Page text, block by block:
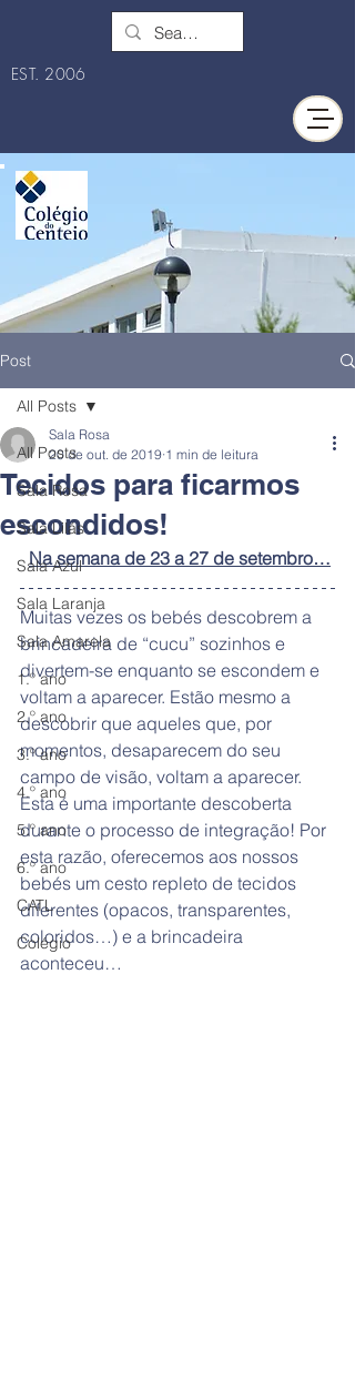
EST. 2006
Post
All Posts
Sala Rosa
Sala Lilás
Sala Azul
Sala Laranja
Sala Amarela
1.º ano
2.º ano
3.º ano
4.º ano
5.º ano
6.º ano
CATL
Colégio
All Posts
Tecidos para ficarmos
escondidos!
Sala Rosa
20 de out. de 2019 1 min de leitura
Na semana de 23 a 27 de setembro…
Muitas vezes os bebés descobrem a
brincadeira de “cucu” sozinhos e
divertem-se enquanto se escondem e
voltam a aparecer. Estão mesmo a
descobrir que aqueles que, por
momentos, desaparecem do seu
campo de visão, voltam a aparecer.
Esta é uma importante descoberta
durante o processo de integração! Por
esta razão, oferecemos aos nossos
bebés um cesto repleto de tecidos
diferentes (opacos, transparentes,
coloridos…) e a brincadeira
aconteceu…